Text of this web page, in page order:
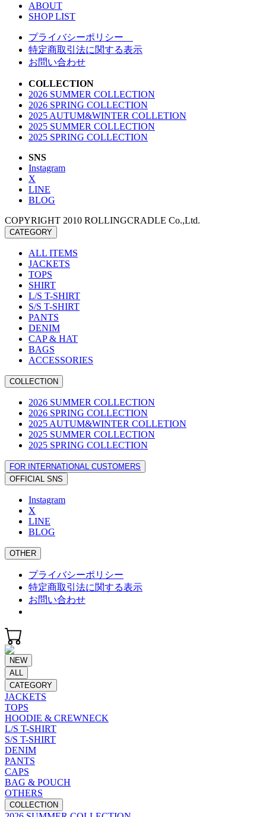
ABOUT
SHOP LIST
プライバシーポリシー
特定商取引法に関する表示
お問い合わせ
COLLECTION
2026 SUMMER COLLECTION
2026 SPRING COLLECTION
2025 AUTUM&WINTER COLLETION
2025 SUMMER COLLECTION
2025 SPRING COLLECTION
SNS
Instagram
X
LINE
BLOG
COPYRIGHT 2010 ROLLINGCRADLE Co.,Ltd.
CATEGORY
ALL ITEMS
JACKETS
TOPS
SHIRT
L/S T-SHIRT
S/S T-SHIRT
PANTS
DENIM
CAP & HAT
BAGS
ACCESSORIES
COLLECTION
2026 SUMMER COLLECTION
2026 SPRING COLLECTION
2025 AUTUM&WINTER COLLETION
2025 SUMMER COLLECTION
2025 SPRING COLLECTION
FOR INTERNATIONAL CUSTOMERS
OFFICIAL SNS
Instagram
X
LINE
BLOG
OTHER
プライバシーポリシー
特定商取引法に関する表示
お問い合わせ
NEW
ALL
CATEGORY
JACKETS
TOPS
HOODIE & CREWNECK
L/S T-SHIRT
S/S T-SHIRT
DENIM
PANTS
CAPS
BAG & POUCH
OTHERS
COLLECTION